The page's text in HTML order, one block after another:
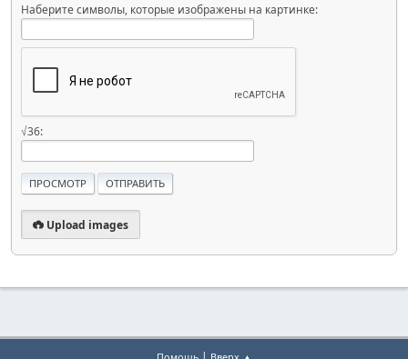
Наберите символы, которые изображены на картинке:
√36:
Upload images